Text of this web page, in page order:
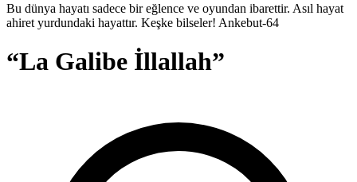
Bu dünya hayatı sadece bir eğlence ve oyundan ibarettir. Asıl hayat
ahiret yurdundaki hayattır. Keşke bilseler! Ankebut-64
“La Galibe İllallah”